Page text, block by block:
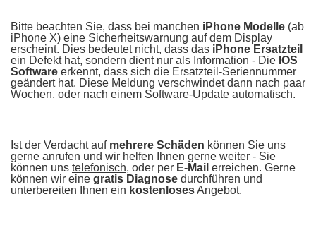
Bitte beachten Sie, dass bei manchen iPhone Modelle (ab
iPhone X) eine Sicherheitswarnung auf dem Display
erscheint. Dies bedeutet nicht, dass das iPhone Ersatzteil
ein Defekt hat, sondern dient nur als Information - Die IOS
Software erkennt, dass sich die Ersatzteil-Seriennummer
geändert hat. Diese Meldung verschwindet dann nach paar
Wochen, oder nach einem Software-Update automatisch.
Ist der Verdacht auf mehrere Schäden können Sie uns
gerne anrufen und wir helfen Ihnen gerne weiter - Sie
können uns telefonisch, oder per E-Mail erreichen. Gerne
können wir eine gratis Diagnose durchführen und
unterbereiten Ihnen ein kostenlosesAngebot.